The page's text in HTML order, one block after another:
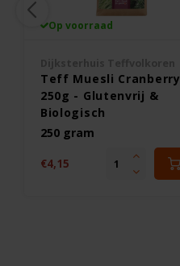
Op voorraad
Teff Muesli Cranberry
250g - Glutenvrij &
Biologisch
250 gram
€4,15